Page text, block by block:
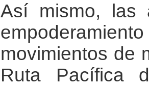
Así mismo, las
movimientos de
Ruta Pacífica